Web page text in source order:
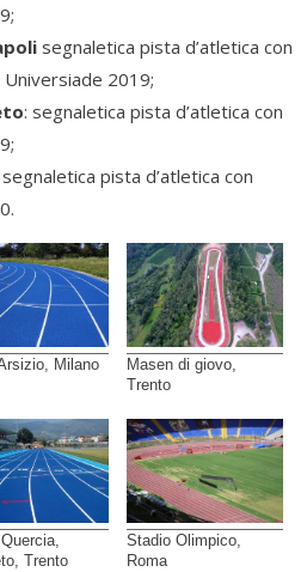
segnaletica pista d’atletica con
Universiade 2019;
: segnaletica pista d’atletica con
segnaletica pista d’atletica con
Milano
Masen di giovo,
Trento
Trento
Stadio Olimpico,
Roma